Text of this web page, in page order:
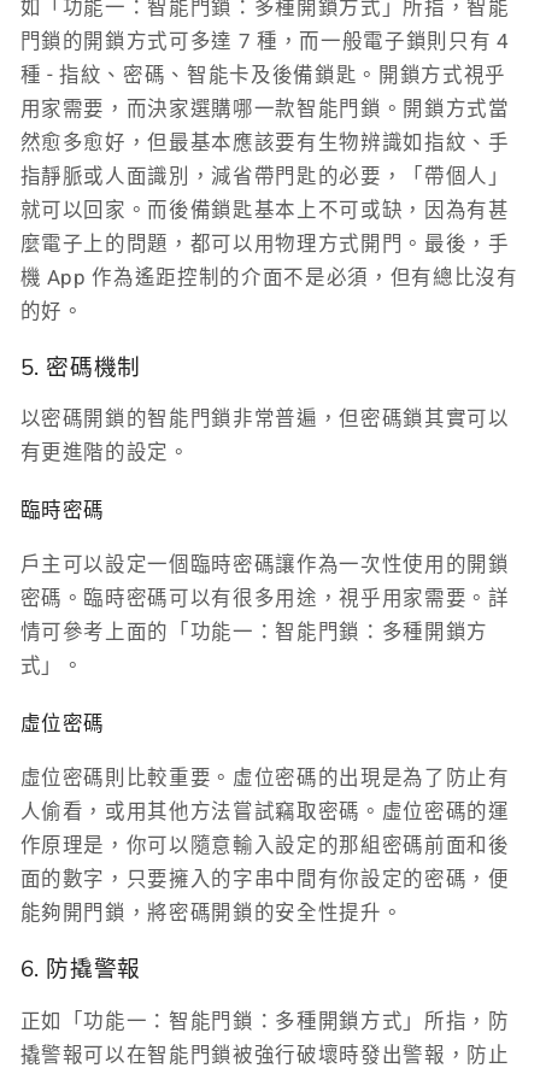
如「​​功能一：智能門鎖：多種開鎖方式」所指，智能
門鎖的開鎖方式可多達 7 種，而一般電子鎖則只有 4
種 - 指紋、密碼、智能卡及後備鎖匙。開鎖方式視乎
用家需要，而決家選購哪一款智能門鎖。開鎖方式當
然愈多愈好，但最基本應該要有生物辨識如指紋、手
指靜脈或人面識別，減省帶門匙的必要，「帶個人」
就可以回家。而後備鎖匙基本上不可或缺，因為有甚
麼電子上的問題，都可以用物理方式開門。最後，手
機 App 作為遙距控制的介面不是必須，但有總比沒有
的好。
5. 密碼機制
以密碼開鎖的智能門鎖非常普遍，但密碼鎖其實可以
有更進階的設定。
臨時密碼
戶主可以設定一個臨時密碼讓作為一次性使用的開鎖
密碼。臨時密碼可以有很多用途，視乎用家需要。詳
情可參考上面的「功能一：智能門鎖：多種開鎖方
式」。
虛位密碼
虛位密碼則比較重要。虛位密碼的出現是為了防止有
人偷看，或用其他方法嘗試竊取密碼。虛位密碼的運
作原理是，你可以隨意輸入設定的那組密碼前面和後
面的數字，只要擁入的字串中間有你設定的密碼，便
能夠開門鎖，將密碼開鎖的安全性提升。
6. 防撬警報
正如「功能一：智能門鎖：多種開鎖方式」所指，防
撬警報可以在智能門鎖被強行破壞時發出警報，防止